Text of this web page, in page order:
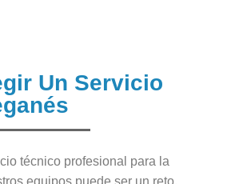
Un Servicio
técnico profesional para la
equipos puede ser un reto,